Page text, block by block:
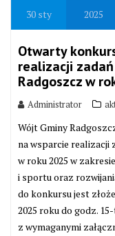
30 sty 2025
Otwarty
realizacji
Radgoszcz w
Administrator
Wójt Gminy
na wsparcie realizacji
w roku 2025 w
i sportu oraz
do konkursu jest
2025 roku do godz.
z wymaganymi